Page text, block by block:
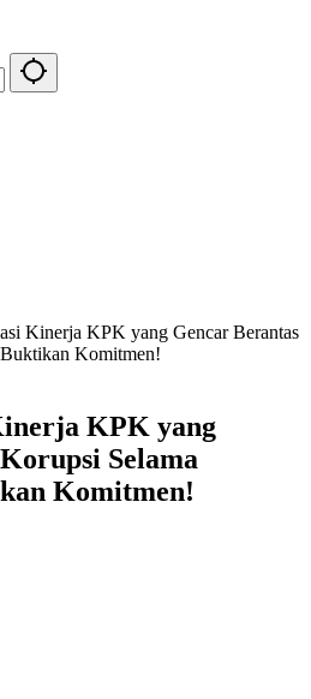
Kinerja KPK yang Gencar Berantas
Komitmen!
KPK yang
Selama
Komitmen!